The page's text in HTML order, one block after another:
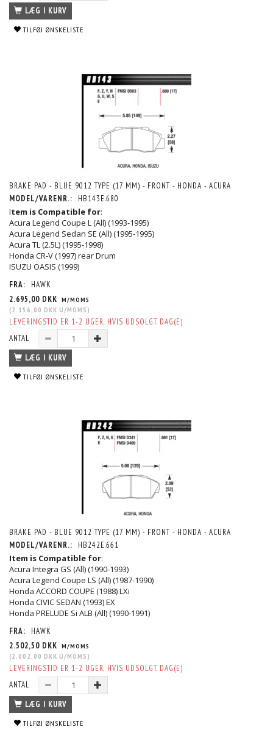
LÆG I KURV
TILFØJ ØNSKELISTE
BRAKE PAD - BLUE 9012 TYPE (17 MM) - FRONT - HONDA - ACURA
MODEL/VARENR.:
HB143E.680
Item is Compatible for:
Acura Legend Coupe L (All) (1993-1995)
Acura Legend Sedan SE (All) (1995-1995)
Acura TL (2.5L) (1995-1998)
Honda CR-V (1997) rear Drum
ISUZU OASIS (1999)
FRA:
HAWK
2.695,00 DKK M/MOMS
(2.156,00 DKK U/MOMS )
LEVERINGSTID ER 1-2 UGER, HVIS UDSOLGT. DAG(E)
ANTAL
LÆG I KURV
TILFØJ ØNSKELISTE
BRAKE PAD - BLUE 9012 TYPE (17 MM) - FRONT - HONDA - ACURA
MODEL/VARENR.:
HB242E.661
Item is Compatible for:
Acura Integra GS (All) (1990-1993)
Acura Legend Coupe LS (All) (1987-1990)
Honda ACCORD COUPE (1988) LXi
Honda CIVIC SEDAN (1993) EX
Honda PRELUDE Si ALB (All) (1990-1991)
FRA:
HAWK
2.502,50 DKK M/MOMS
(2.002,00 DKK U/MOMS )
LEVERINGSTID ER 1-2 UGER, HVIS UDSOLGT. DAG(E)
ANTAL
LÆG I KURV
TILFØJ ØNSKELISTE